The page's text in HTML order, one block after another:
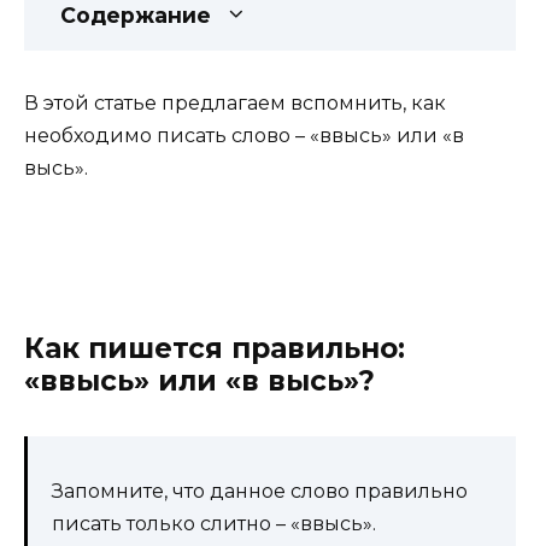
Содержание
В этой статье предлагаем вспомнить, как
необходимо писать слово – «ввысь» или «в
высь».
Как пишется правильно:
«ввысь» или «в высь»?
Запомните, что данное слово правильно
писать только слитно – «ввысь».